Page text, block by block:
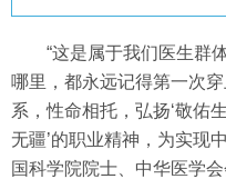
“这是属于我们医生群
哪里，都永远记得第一次
系，性命相托，弘扬‘敬佑
无疆’的职业精神，为实现
国科学院院士、中华医学